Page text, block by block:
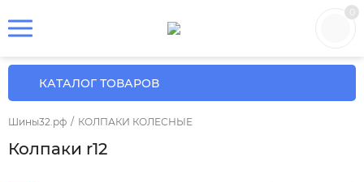
КАТАЛОГ ТОВАРОВ
Шины32.рф / КОЛПАКИ КОЛЕСНЫЕ
Колпаки r12